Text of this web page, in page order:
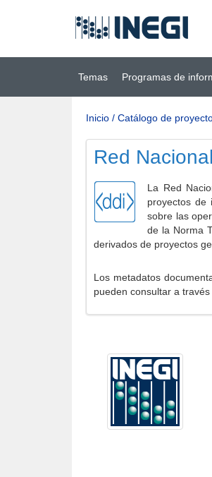
principal
(INEGI)
Temas Programas de
Inicio / Catálogo de
Red
La Red
proyectos de
sobre las
de la Norma
derivados de proyectos
Los metadatos
pueden consultar a